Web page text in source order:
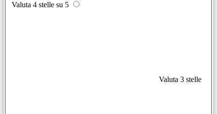
Valuta 4 stelle su 5
Valuta 3 stelle